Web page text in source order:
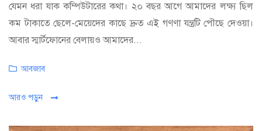
যেমন ধরা যাক কম্পিউটারের কথা। ২০ বছর আগে আমাদের লক্ষ্য ছিল
কম টাকাতে ছেলে-মেয়েদের কাছে দ্রুত এই গণণা যন্ত্রটি পৌছে দেওয়া।
আবার স্মার্টফোনের বেলায়ও আমাদের...
Categories
আবজাব
আরও পড়ুন